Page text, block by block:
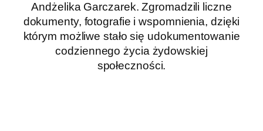
Andżelika Garczarek. Zgromadzili liczne
dokumenty, fotografie i wspomnienia, dzięki
którym możliwe stało się udokumentowanie
codziennego życia żydowskiej
społeczności.